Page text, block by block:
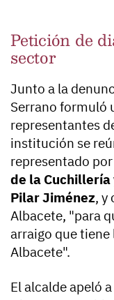
Petición de
sector
Junto a la
Serrano formuló
representantes
institución se
representado
de la
Pilar Jiménez, y
Albacete, "para
arraigo que
Albacete".
El alcalde apeló